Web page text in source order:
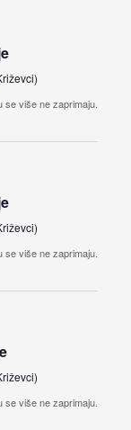
više ne zaprimaju.
više ne zaprimaju.
više ne zaprimaju.